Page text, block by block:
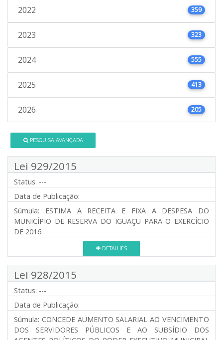
2022 359
2023 323
2024 555
2025 413
2026 205
PESQUISA AVANÇADA
Lei 929/2015
Status: ---
Data de Publicação:
Súmula: ESTIMA A RECEITA E FIXA A DESPESA DO
MUNICÍPIO DE RESERVA DO IGUAÇU PARA O EXERCÍCIO
DE 2016
DETALHES
Lei 928/2015
Status: ---
Data de Publicação:
Súmula: CONCEDE AUMENTO SALARIAL AO VENCIMENTO
DOS SERVIDORES PÚBLICOS E AO SUBSÍDIO DOS